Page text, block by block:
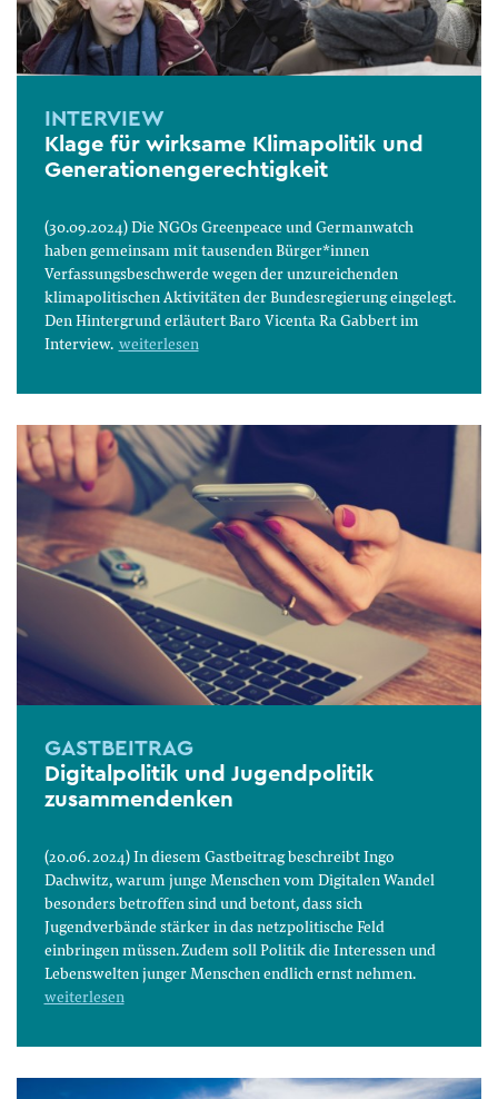
INTERVIEW
Klage für wirksame Klimapolitik und
Generationengerechtigkeit
(30.09.2024) Die NGOs Greenpeace und Germanwatch
haben gemeinsam mit tausenden Bürger*innen
Verfassungsbeschwerde wegen der unzureichenden
klimapolitischen Aktivitäten der Bundesregierung eingelegt.
Den Hintergrund erläutert Baro Vicenta Ra Gabbert im
Interview. weiterlesen
GASTBEITRAG
Digitalpolitik und Jugendpolitik
zusammendenken
(20.06. 2024) In diesem Gastbeitrag beschreibt Ingo
Dachwitz, warum junge Menschen vom Digitalen Wandel
besonders betroffen sind und betont, dass sich
Jugendverbände stärker in das netzpolitische Feld
einbringen müssen. Zudem soll Politik die Interessen und
Lebenswelten junger Menschen endlich ernst nehmen.
weiterlesen